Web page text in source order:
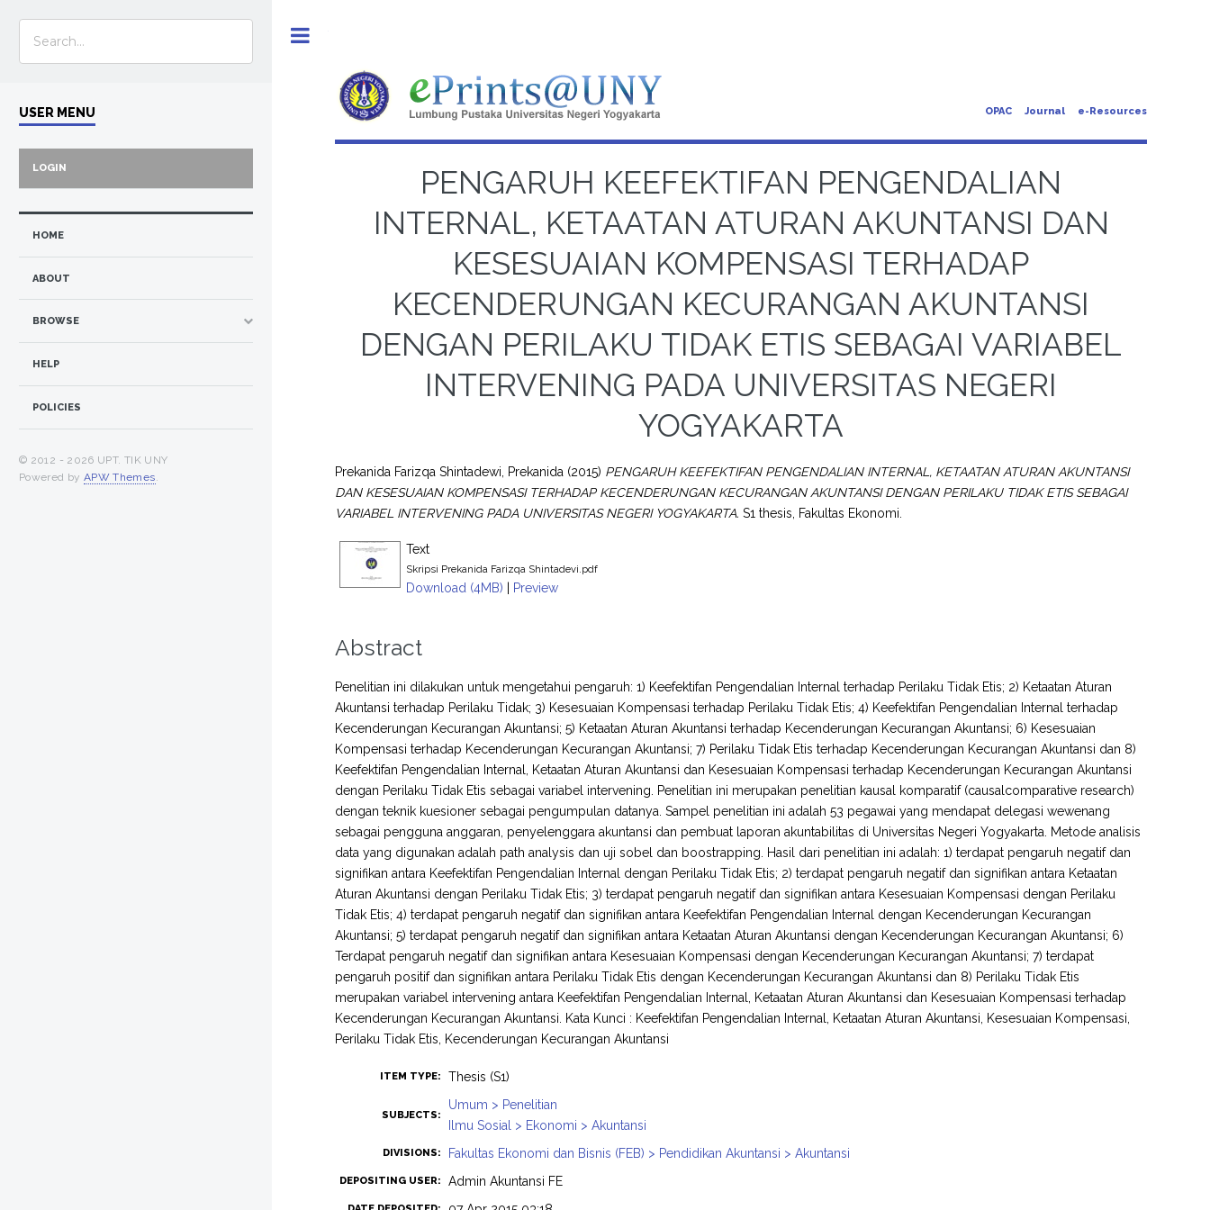
OPAC Journal e-Resources
PENGARUH KEEFEKTIFAN PENGENDALIAN
INTERNAL, KETAATAN ATURAN AKUNTANSI DAN
KESESUAIAN KOMPENSASI TERHADAP
KECENDERUNGAN KECURANGAN AKUNTANSI
DENGAN PERILAKU TIDAK ETIS SEBAGAI VARIABEL
INTERVENING PADA UNIVERSITAS NEGERI
YOGYAKARTA
Prekanida Farizqa Shintadewi, Prekanida (2015) PENGARUH KEEFEKTIFAN PENGENDALIAN INTERNAL, KETAATAN ATURAN AKUNTANSI
DAN KESESUAIAN KOMPENSASI TERHADAP KECENDERUNGAN KECURANGAN AKUNTANSI DENGAN PERILAKU TIDAK ETIS SEBAGAI
VARIABEL INTERVENING PADA UNIVERSITAS NEGERI YOGYAKARTA. S1 thesis, Fakultas Ekonomi.
Text
Skripsi Prekanida Farizqa Shintadevi.pdf
Download (4MB) | Preview
Abstract
Penelitian ini dilakukan untuk mengetahui pengaruh: 1) Keefektifan Pengendalian Internal terhadap Perilaku Tidak Etis; 2) Ketaatan Aturan
Akuntansi terhadap Perilaku Tidak; 3) Kesesuaian Kompensasi terhadap Perilaku Tidak Etis; 4) Keefektifan Pengendalian Internal terhadap
Kecenderungan Kecurangan Akuntansi; 5) Ketaatan Aturan Akuntansi terhadap Kecenderungan Kecurangan Akuntansi; 6) Kesesuaian
Kompensasi terhadap Kecenderungan Kecurangan Akuntansi; 7) Perilaku Tidak Etis terhadap Kecenderungan Kecurangan Akuntansi dan 8)
Keefektifan Pengendalian Internal, Ketaatan Aturan Akuntansi dan Kesesuaian Kompensasi terhadap Kecenderungan Kecurangan Akuntansi
dengan Perilaku Tidak Etis sebagai variabel intervening. Penelitian ini merupakan penelitian kausal komparatif (causalcomparative research)
dengan teknik kuesioner sebagai pengumpulan datanya. Sampel penelitian ini adalah 53 pegawai yang mendapat delegasi wewenang
sebagai pengguna anggaran, penyelenggara akuntansi dan pembuat laporan akuntabilitas di Universitas Negeri Yogyakarta. Metode analisis
data yang digunakan adalah path analysis dan uji sobel dan boostrapping. Hasil dari penelitian ini adalah: 1) terdapat pengaruh negatif dan
signifikan antara Keefektifan Pengendalian Internal dengan Perilaku Tidak Etis; 2) terdapat pengaruh negatif dan signifikan antara Ketaatan
Aturan Akuntansi dengan Perilaku Tidak Etis; 3) terdapat pengaruh negatif dan signifikan antara Kesesuaian Kompensasi dengan Perilaku
Tidak Etis; 4) terdapat pengaruh negatif dan signifikan antara Keefektifan Pengendalian Internal dengan Kecenderungan Kecurangan
Akuntansi; 5) terdapat pengaruh negatif dan signifikan antara Ketaatan Aturan Akuntansi dengan Kecenderungan Kecurangan Akuntansi; 6)
Terdapat pengaruh negatif dan signifikan antara Kesesuaian Kompensasi dengan Kecenderungan Kecurangan Akuntansi; 7) terdapat
pengaruh positif dan signifikan antara Perilaku Tidak Etis dengan Kecenderungan Kecurangan Akuntansi dan 8) Perilaku Tidak Etis
merupakan variabel intervening antara Keefektifan Pengendalian Internal, Ketaatan Aturan Akuntansi dan Kesesuaian Kompensasi terhadap
Kecenderungan Kecurangan Akuntansi. Kata Kunci : Keefektifan Pengendalian Internal, Ketaatan Aturan Akuntansi, Kesesuaian Kompensasi,
Perilaku Tidak Etis, Kecenderungan Kecurangan Akuntansi
ITEM TYPE: Thesis (S1)
SUBJECTS:
Umum > Penelitian
Ilmu Sosial > Ekonomi > Akuntansi
DIVISIONS: Fakultas Ekonomi dan Bisnis (FEB) > Pendidikan Akuntansi > Akuntansi
DEPOSITING USER: Admin Akuntansi FE
USER MENU
LOGIN
HOME
ABOUT
BROWSE
HELP
POLICIES
© 2012 - 2026 UPT. TIK UNY
Powered by APW Themes